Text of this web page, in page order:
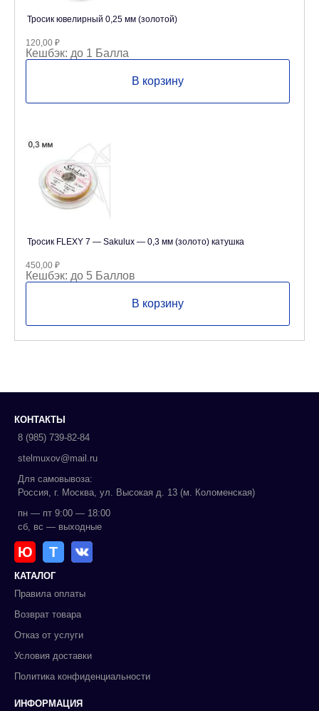
Тросик ювелирный 0,25 мм (золотой)
120,00 ₽
Кешбэк: до 1 Балла
В корзину
Тросик FLEXY 7 — Sakulux — 0,3 мм (золото) катушка
450,00 ₽
Кешбэк: до 5 Баллов
В корзину
КОНТАКТЫ
8 (985) 739-82-84
stelmuxov@mail.ru
Для самовывоза:
Россия, г. Москва, ул. Высокая д. 13 (м. Коломенская)
пн — пт 9:00 — 18:00
сб, вс — выходные
Ю Т
КАТАЛОГ
Правила оплаты
Возврат товара
Отказ от услуги
Условия доставки
Политика конфиденциальности
ИНФОРМАЦИЯ